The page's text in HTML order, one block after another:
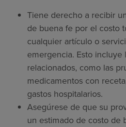
Tiene derecho a recibir
de buena fe por el costo
cualquier artículo o
emergencia. Esto incluye
relacionados, como las
medicamentos con
gastos hospitalarios.
Asegúrese de que su
un estimado de costo de